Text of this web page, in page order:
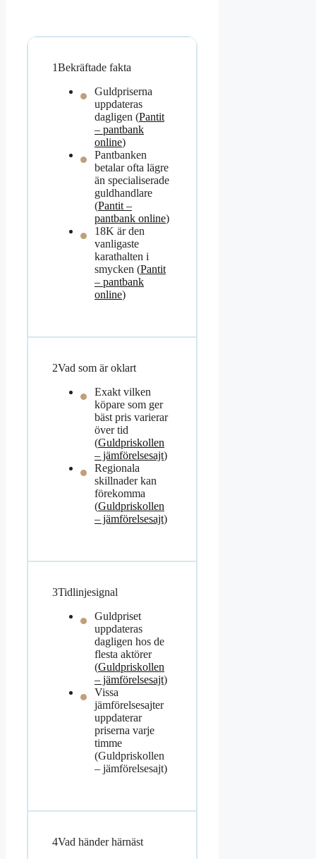
1Bekräftade fakta
Guldpriserna
uppdateras
dagligen (Pantit
– pantbank
online)
Pantbanken
betalar ofta lägre
än specialiserade
guldhandlare
(Pantit –
pantbank online)
18K är den
vanligaste
karathalten i
smycken (Pantit
– pantbank
online)
2Vad som är oklart
Exakt vilken
köpare som ger
bäst pris varierar
över tid
(Guldpriskollen
– jämförelsesajt)
Regionala
skillnader kan
förekomma
(Guldpriskollen
– jämförelsesajt)
3Tidlinjesignal
Guldpriset
uppdateras
dagligen hos de
flesta aktörer
(Guldpriskollen
– jämförelsesajt)
Vissa
jämförelsesajter
uppdaterar
priserna varje
timme
(Guldpriskollen
– jämförelsesajt)
4Vad händer härnäst